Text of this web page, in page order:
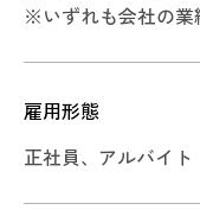
※いずれも会社の
雇用形態
正社員、アルバイト